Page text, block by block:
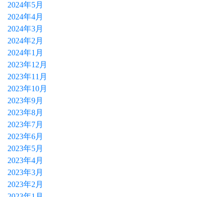
2024年5月
2024年4月
2024年3月
2024年2月
2024年1月
2023年12月
2023年11月
2023年10月
2023年9月
2023年8月
2023年7月
2023年6月
2023年5月
2023年4月
2023年3月
2023年2月